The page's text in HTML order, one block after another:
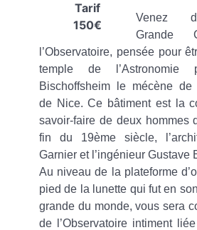
Tarif
150€
Venez
Grande
l’Observatoire, pensée pour
temple de l’Astronomie
Bischoffsheim le mécène de
de Nice. Ce bâtiment est la
savoir-faire de deux hommes
fin du 19ème siècle,
Garnier et l’ingénieur Gustave
Au niveau de la plateforme
pied de la lunette qui fut en
grande du monde, vous sera
de l’Observatoire intiment